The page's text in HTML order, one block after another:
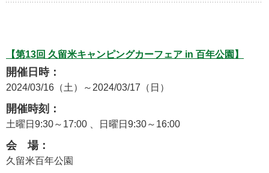
【第13回 久留米キャンピングカーフェア in 百年公園】
開催日時：
2024/03/16（土）～2024/03/17（日）
開催時刻：
土曜日9:30～17:00 、日曜日9:30～16:00
会 場：
久留米百年公園